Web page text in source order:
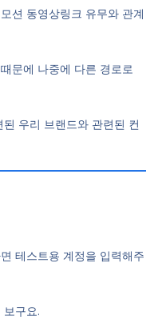
션 동영상링크 유무와 관계
문에 나중에 다른 경로로
우리 브랜드와 관련된 컨
테스트용 계정을 입력해주
구요.